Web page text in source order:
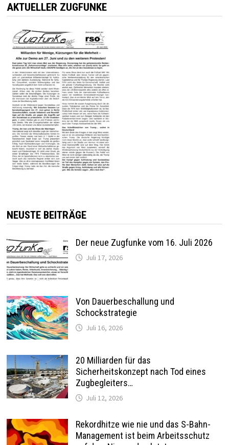
AKTUELLER ZUGFUNKE
NEUSTE BEITRÄGE
Der neue Zugfunke vom 16. Juli 2026
Juli 17, 2026
Von Dauerbeschallung und
Schockstrategie
Juli 16, 2026
20 Milliarden für das
Sicherheitskonzept nach Tod eines
Zugbegleiters…
Juli 12, 2026
Rekordhitze wie nie und das S-Bahn-
Management ist beim Arbeitsschutz